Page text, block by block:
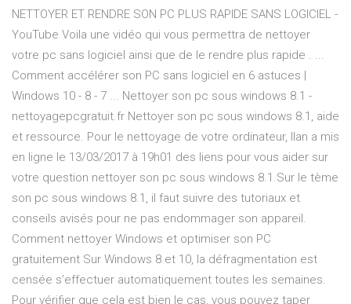
NETTOYER ET RENDRE SON PC PLUS RAPIDE SANS LOGICIEL -
YouTube Voila une vidéo qui vous permettra de nettoyer
votre pc sans logiciel ainsi que de le rendre plus rapide . ...
Comment accélérer son PC sans logiciel en 6 astuces |
Windows 10 - 8 - 7 ... Nettoyer son pc sous windows 8.1 -
nettoyagepcgratuit.fr Nettoyer son pc sous windows 8.1, aide
et ressource. Pour le nettoyage de votre ordinateur, Ilan a mis
en ligne le 13/03/2017 à 19h01 des liens pour vous aider sur
votre question nettoyer son pc sous windows 8.1.Sur le tème
son pc sous windows 8.1, il faut suivre des tutoriaux et
conseils avisés pour ne pas endommager son appareil.
Comment nettoyer Windows et optimiser son PC
gratuitement Sur Windows 8 et 10, la défragmentation est
censée s’effectuer automatiquement toutes les semaines.
Pour vérifier que cela est bien le cas, vous pouvez taper